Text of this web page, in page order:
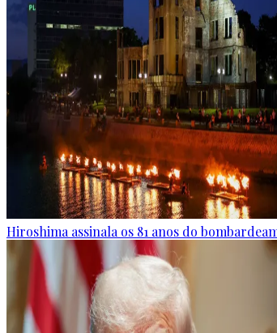
Hiroshima assinala os 81 anos do